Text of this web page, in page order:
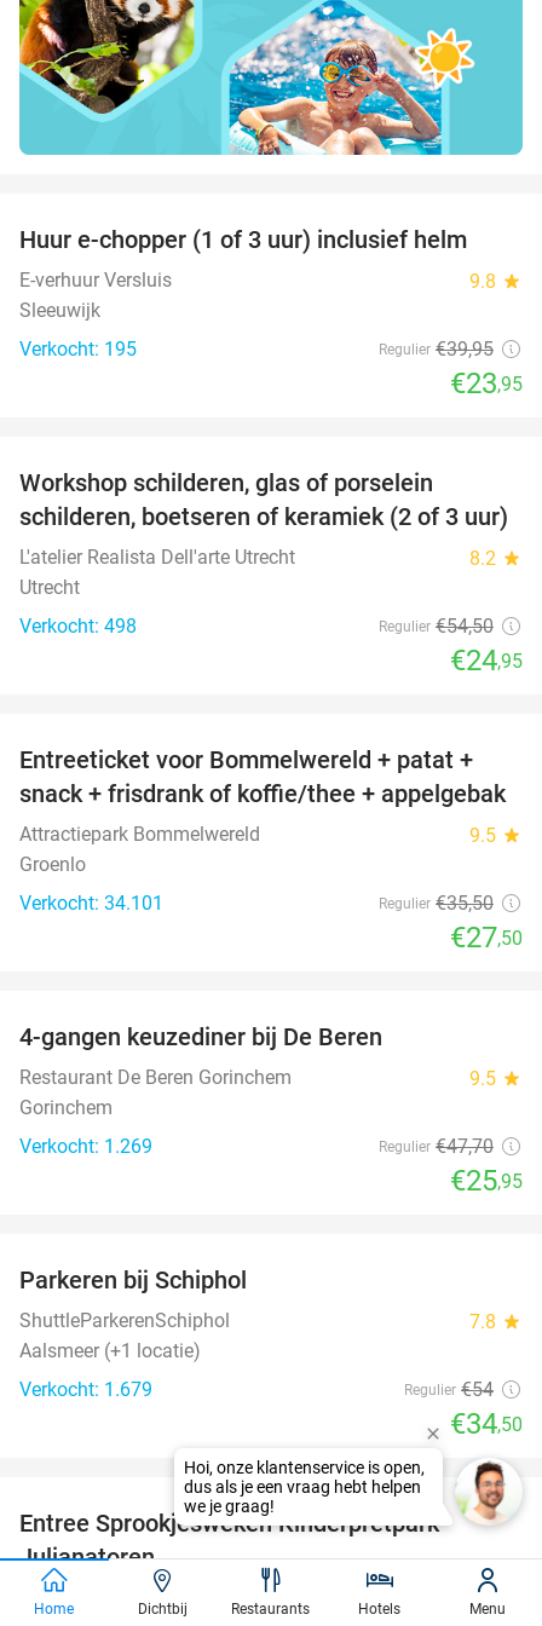
Huur e-chopper (1 of 3 uur) inclusief helm
E-verhuur Versluis 9.8 star
Sleeuwijk
Verkocht: 195
Regulier €39,95
€23,95
Workshop schilderen, glas of porselein
schilderen, boetseren of keramiek (2 of 3 uur)
L'atelier Realista Dell'arte Utrecht 8.2 star
Utrecht
Verkocht: 498
Regulier €54,50
€24,95
23%
Entreeticket voor Bommelwereld + patat +
snack + frisdrank of koffie/thee + appelgebak
Attractiepark Bommelwereld 9.5 star
Groenlo
Verkocht: 34.101
Regulier €35,50
€27,50
4-gangen keuzediner bij De Beren
Restaurant De Beren Gorinchem 9.5 star
Gorinchem
Verkocht: 1.269
Regulier €47,70
€25,95
Parkeren bij Schiphol
ShuttleParkerenSchiphol 7.8 star
Aalsmeer (+1 locatie)
Verkocht: 1.679
Regulier €54
€34,50
39%
favorite_border
Entree Sprookjesweken Kinderpretpark
Julianatoren
Kinderpretpark Julianatoren 9.4
Home Dichtbij Restaurants Hotels Menu